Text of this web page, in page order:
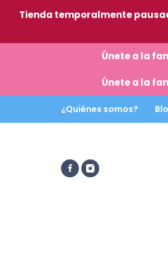
Tienda temporalmente
Únete a la
Únete a la
¿Quiénes somos?